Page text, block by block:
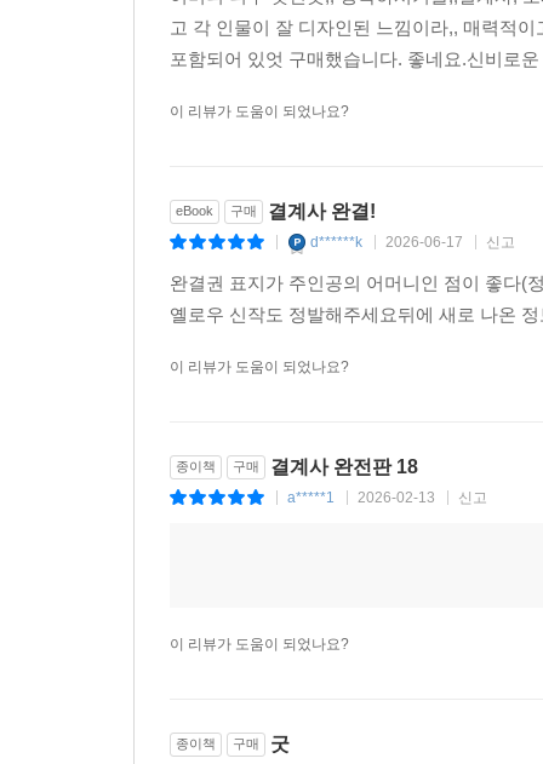
고 각 인물이 잘 디자인된 느낌이라,, 매력적
포함되어 있엇 구매했습니다. 좋네요.신비로
이 리뷰가 도움이 되었나요?
eBook 구매 결계사 완결!
d******k 2026-06-17 신고
완결권 표지가 주인공의 어머니인 점이 좋다(
옐로우 신작도 정발해주세요뒤에 새로 나온
이 리뷰가 도움이 되었나요?
종이책 구매 결계사 완전판 18
a*****1 2026-02-13 신고
이 리뷰가 도움이 되었나요?
종이책 구매 굿